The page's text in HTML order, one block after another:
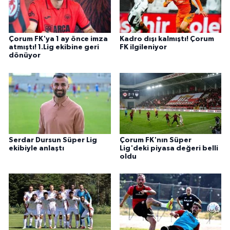
Çorum FK'ya 1 ay önce imza
atmıştı! 1.Lig ekibine geri
dönüyor
Kadro dışı kalmıştı! Çorum
FK ilgileniyor
Serdar Dursun Süper Lig
ekibiyle anlaştı
Çorum FK'nın Süper
Lig'deki piyasa değeri belli
oldu